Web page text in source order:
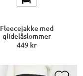
Fleecejakke med
glidelåslommer
449 kr